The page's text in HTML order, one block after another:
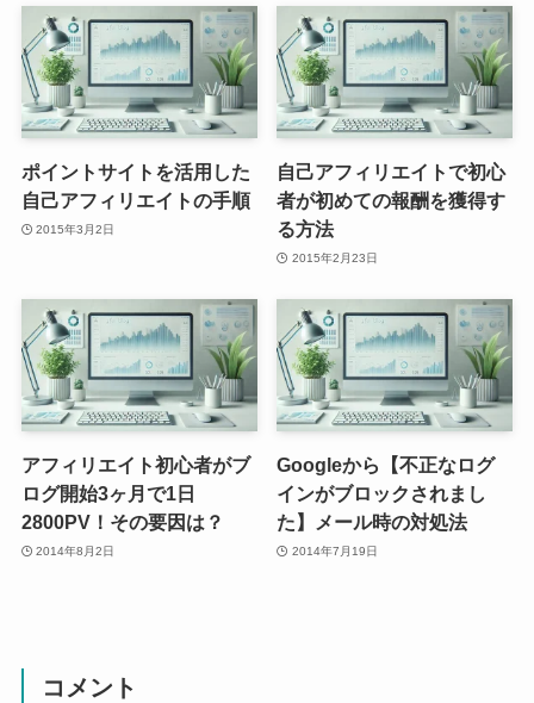
ポイントサイトを活用した
自己アフィリエイトの手順
2015年3月2日
自己アフィリエイトで初心
者が初めての報酬を獲得す
る方法
2015年2月23日
アフィリエイト初心者がブ
ログ開始3ヶ月で1日
2800PV！その要因は？
2014年8月2日
Googleから【不正なログ
インがブロックされまし
た】メール時の対処法
2014年7月19日
コメント